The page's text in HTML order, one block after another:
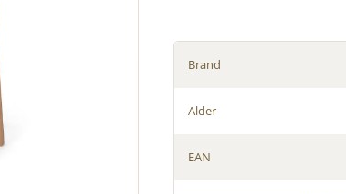
Brand
Alder
EAN